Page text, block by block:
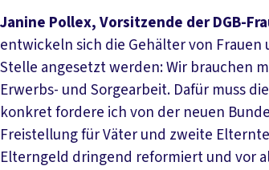
Janine Pollex, Vorsitzende der DGB-
entwickeln sich die Gehälter von Frauen
Stelle angesetzt werden: Wir brauchen
Erwerbs- und Sorgearbeit. Dafür muss
konkret fordere ich von der neuen
Freistellung für Väter und zweite
Elterngeld dringend reformiert und vor